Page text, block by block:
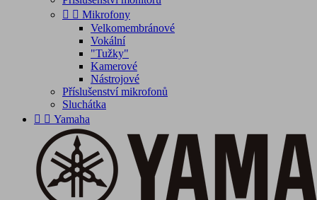
  Mikrofony
Velkomembránové
Vokální
"Tužky"
Kamerové
Nástrojové
Příslušenství mikrofonů
Sluchátka
  Yamaha